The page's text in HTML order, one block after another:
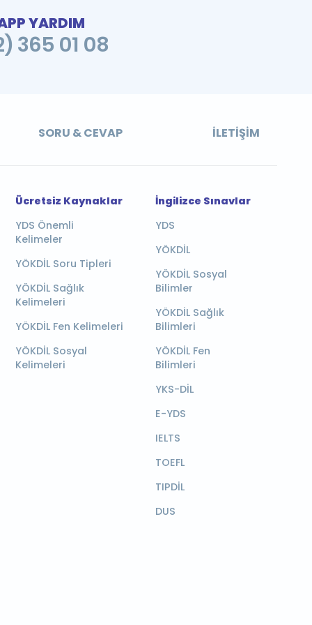
YARDIM
365 01 08
SORU & CEVAP İLETIŞIM
Ücretsiz Kaynaklar
YDS Önemli
Kelimeler
YÖKDİL Soru Tipleri
YÖKDİL Sağlık
Kelimeleri
YÖKDİL Fen Kelimeleri
YÖKDİL Sosyal
Kelimeleri
İngilizce Sınavlar
YDS
YÖKDİL
YÖKDİL Sosyal
Bilimler
YÖKDİL Sağlık
Bilimleri
YÖKDİL Fen
Bilimleri
YKS-DİL
E-YDS
IELTS
TOEFL
TIPDİL
DUS